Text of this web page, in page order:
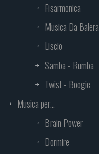
Fisarmonica
Musica Da Balera
Liscio
Samba - Rumba
Twist - Boogie
Musica per...
Brain Power
Dormire